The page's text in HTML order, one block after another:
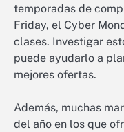
temporadas de
Friday, el Cyber
clases. Investigar
puede ayudarlo a
mejores ofertas.
Además, muchas
del año en los que